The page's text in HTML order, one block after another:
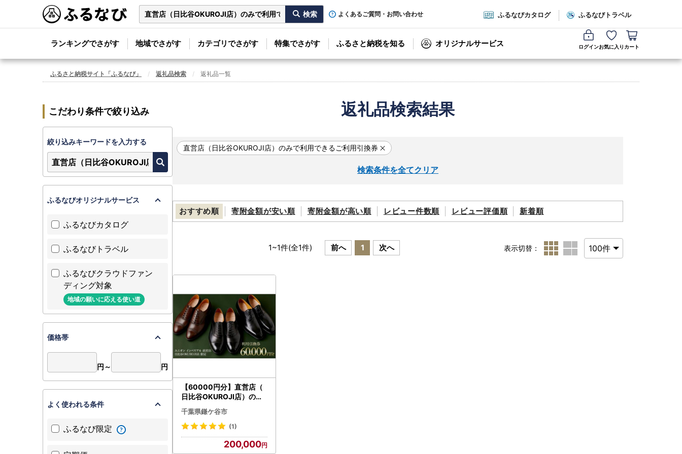
よくあるご質問・お問い合わせ ふるなびカタログ ふるなびトラベル
ランキングでさがす 地域でさがす カテゴリでさがす 特集でさがす ふるさと納税を知る オリジナルサービス ログインお気に入り カート
ふるさと納税サイト「ふるなび」 返礼品検索 返礼品一覧
返礼品検索結果
直営店（日比谷OKUROJI店）のみで利用できるご利用引換券
検索条件を全てクリア
おすすめ順 寄附金額が安い順 寄附金額が高い順 レビュー件数順 レビュー評価順 新着順
1~1件(全1件) 前へ 1 次へ 表示切替：
【60000円分】直営店（
日比谷OKUROJI店）のみ
で利用できるご利用引換券
※対象モデル限定※
千葉県鎌ケ谷市
(1)
200,000
こだわり条件で絞り込み
絞り込みキーワードを入力する
ふるなびオリジナルサービス
ふるなびカタログ
ふるなびトラベル
ふるなびクラウドファン
ディング対象
地域の願いに応える使い道
価格帯
円～ 円
よく使われる条件
ふるなび限定